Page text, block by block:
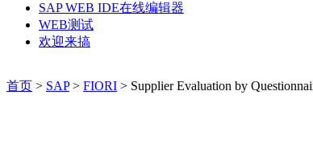
SAP WEB IDE在线编辑器
WEB测试
欢迎来搞
首页 > SAP> FIORI > Supplier Evaluation by